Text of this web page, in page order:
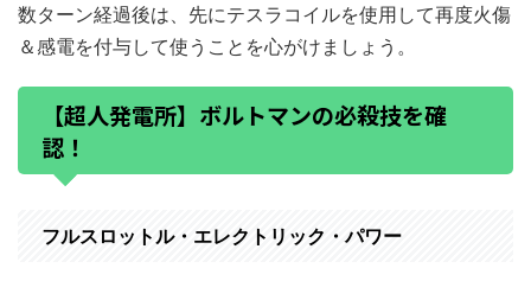
数ターン経過後は、先にテスラコイルを使用して再度火傷
＆感電を付与して使うことを心がけましょう。
【超人発電所】ボルトマンの必殺技を確
認！
フルスロットル・エレクトリック・パワー